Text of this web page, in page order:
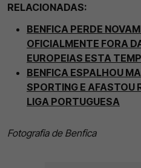
RELACIONADAS:
BENFICA PERDE
OFICIALMENTE FORA
EUROPEIAS ESTA
BENFICA ESPALHOU
SPORTING E AFASTOU
LIGA PORTUGUESA
Fotografia de Benfica